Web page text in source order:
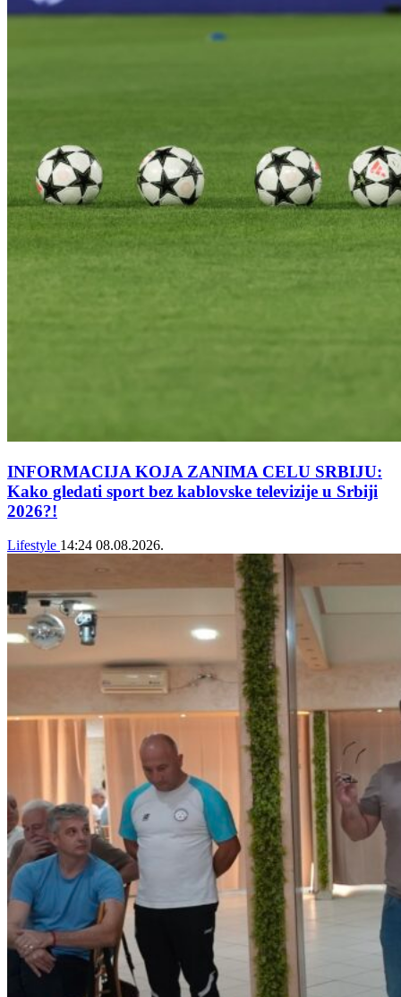
INFORMACIJA KOJA ZANIMA CELU SRBIJU:
Kako gledati sport bez kablovske televizije u Srbiji
2026?!
Lifestyle 14:24 08.08.2026.